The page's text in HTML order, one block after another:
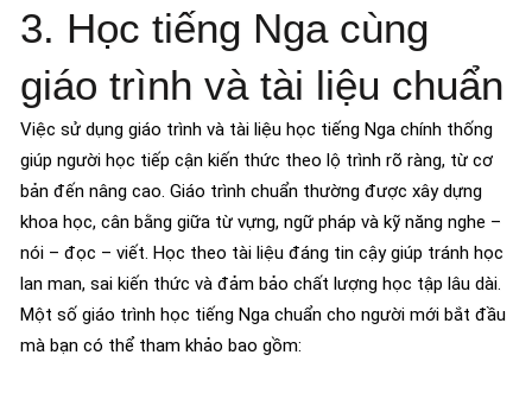
3. Học tiếng Nga cùng
giáo trình và tài liệu chuẩn
Việc sử dụng giáo trình và tài liệu học tiếng Nga chính thống
giúp người học tiếp cận kiến thức theo lộ trình rõ ràng, từ cơ
bản đến nâng cao. Giáo trình chuẩn thường được xây dựng
khoa học, cân bằng giữa từ vựng, ngữ pháp và kỹ năng nghe –
nói – đọc – viết. Học theo tài liệu đáng tin cậy giúp tránh học
lan man, sai kiến thức và đảm bảo chất lượng học tập lâu dài.
Một số giáo trình học tiếng Nga chuẩn cho người mới bắt đầu
mà bạn có thể tham khảo bao gồm: